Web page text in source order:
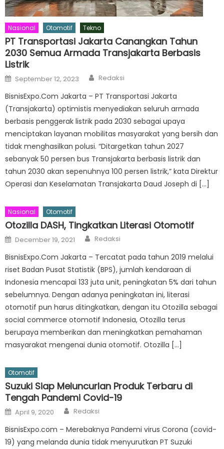
Nasional Otomotif Tekno
PT Transportasi Jakarta Canangkan Tahun
2030 Semua Armada Transjakarta Berbasis
Listrik
Posted
on
September 12, 2023 Author
Redaksi
BisnisExpo.Com Jakarta – PT Transportasi Jakarta
(Transjakarta) optimistis menyediakan seluruh armada
berbasis penggerak listrik pada 2030 sebagai upaya
menciptakan layanan mobilitas masyarakat yang bersih dan
tidak menghasilkan polusi. “Ditargetkan tahun 2027
sebanyak 50 persen bus Transjakarta berbasis listrik dan
tahun 2030 akan sepenuhnya 100 persen listrik,” kata Direktur
Operasi dan Keselamatan Transjakarta Daud Joseph di […]
Nasional Otomotif
Otozilla DASH, Tingkatkan Literasi Otomotif
Posted
on
December 19, 2021 Author
Redaksi
BisnisExpo.Com Jakarta – Tercatat pada tahun 2019 melalui
riset Badan Pusat Statistik (BPS), jumlah kendaraan di
Indonesia mencapai 133 juta unit, peningkatan 5% dari tahun
sebelumnya. Dengan adanya peningkatan ini, literasi
otomotif pun harus ditingkatkan, dengan itu Otozilla sebagai
social commerce otomotif Indonesia, Otozilla terus
berupaya memberikan dan meningkatkan pemahaman
masyarakat mengenai dunia otomotif. Otozilla […]
Otomotif
Suzuki Siap Meluncurlan Produk Terbaru di
Tengah Pandemi Covid-19
Posted
on
April 9, 2020 Author
Redaksi
BisnisExpo.com – Merebaknya Pandemi virus Corona (covid-
19) yang melanda dunia tidak menyurutkan PT Suzuki